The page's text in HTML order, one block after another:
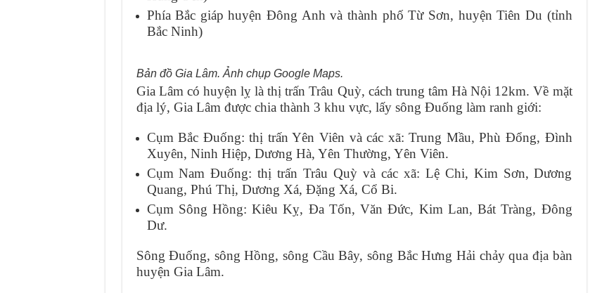
Phía Bắc giáp huyện Đông Anh và thành phố Từ Sơn, huyện Tiên Du (tỉnh
Bắc Ninh)
Bản đồ Gia Lâm. Ảnh chụp Google Maps.
Gia Lâm có huyện lỵ là thị trấn Trâu Quỳ, cách trung tâm Hà Nội 12km. Về mặt
địa lý, Gia Lâm được chia thành 3 khu vực, lấy sông Đuống làm ranh giới:
Cụm Bắc Đuống: thị trấn Yên Viên và các xã: Trung Mầu, Phù Đổng, Đình
Xuyên, Ninh Hiệp, Dương Hà, Yên Thường, Yên Viên.
Cụm Nam Đuống: thị trấn Trâu Quỳ và các xã: Lệ Chi, Kim Sơn, Dương
Quang, Phú Thị, Dương Xá, Đặng Xá, Cổ Bi.
Cụm Sông Hồng: Kiêu Kỵ, Đa Tốn, Văn Đức, Kim Lan, Bát Tràng, Đông
Dư.
Sông Đuống, sông Hồng, sông Cầu Bây, sông Bắc Hưng Hải chảy qua địa bàn
huyện Gia Lâm.